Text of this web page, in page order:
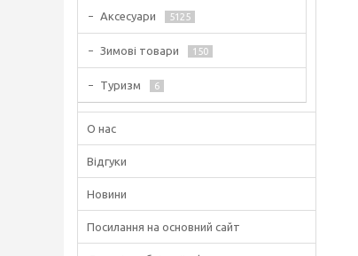
Аксесуари 5125
Зимові товари 150
Туризм 6
О нас
Відгуки
Новини
Посилання на основний сайт